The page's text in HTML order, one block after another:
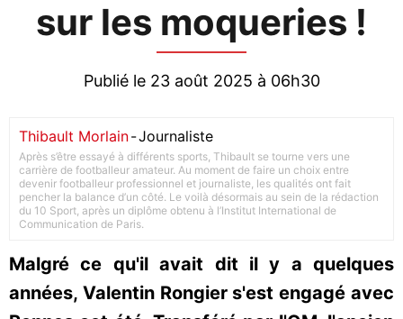
sur les moqueries !
Publié le 23 août 2025 à 06h30
Thibault Morlain-Journaliste
Après s’être essayé à différents sports, Thibault se tourne vers une
carrière de footballeur amateur. Au moment de faire un choix entre
devenir footballeur professionnel et journaliste, les qualités ont fait
pencher la balance d’un côté. Le voilà désormais au sein de la rédaction
du 10 Sport, après un diplôme obtenu à l’Institut International de
Communication de Paris.
Malgré ce qu'il avait dit il y a quelques
années, Valentin Rongier s'est engagé avec